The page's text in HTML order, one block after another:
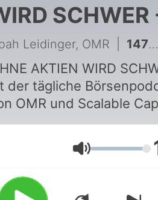
SCHWER
Börsen-
Leidinger, OMR 1470 - Disney unterbewertet? Shopify boomt. Google-KI-Probleme. Eli Lilly schlägt Novo Nordisk. NVIDIA steigt. Hyperliquid bewerten.
AKTIEN WIRD
der tägliche
OMR und Scalable
anders gesagt: In 12
liefern Noah
ein Expertenteam
man zum Investieren
Tagesaktuelle
Volume